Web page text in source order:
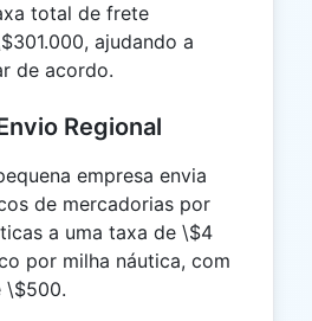
total de frete
ajudando a
de acordo.
Regional
empresa envia
de mercadorias por
a uma taxa de \$4
por milha náutica, com
\$500.